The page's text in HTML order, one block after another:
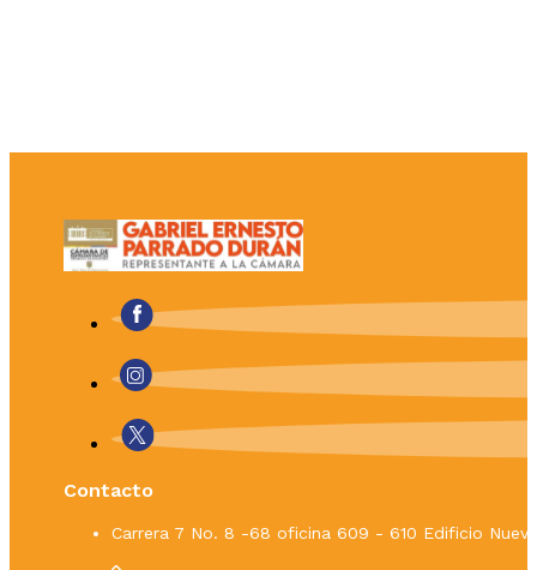
Contacto
Carrera 7 No. 8 -68 oficina 609 - 610 Edificio